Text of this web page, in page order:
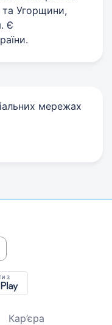
та Угорщини,
Є
мережах
Кар’єра